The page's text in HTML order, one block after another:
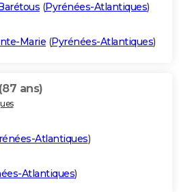
(Pyrénées-Atlantiques)
Marie (Pyrénées-Atlantiques)
(87 ans)
Atlantiques)
Atlantiques)